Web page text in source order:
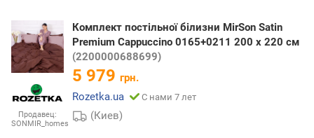
Продавец:
SONMIR_homes
Комплект постільної білизни MirSon Satin
Premium Cappuccino 0165+0211 200 x 220 см
(2200000688699)
5 979 грн.
Rozetka.ua
С нами 7 лет
(Киев)